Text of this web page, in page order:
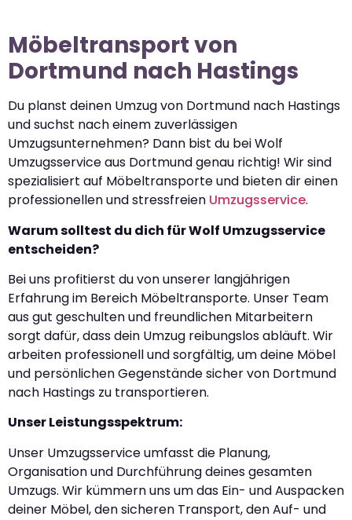
Möbeltransport von
Dortmund nach Hastings
Du planst deinen Umzug von Dortmund nach Hastings
und suchst nach einem zuverlässigen
Umzugsunternehmen? Dann bist du bei Wolf
Umzugsservice aus Dortmund genau richtig! Wir sind
spezialisiert auf Möbeltransporte und bieten dir einen
professionellen und stressfreien Umzugsservice.
Warum solltest du dich für Wolf Umzugsservice
entscheiden?
Bei uns profitierst du von unserer langjährigen
Erfahrung im Bereich Möbeltransporte. Unser Team
aus gut geschulten und freundlichen Mitarbeitern
sorgt dafür, dass dein Umzug reibungslos abläuft. Wir
arbeiten professionell und sorgfältig, um deine Möbel
und persönlichen Gegenstände sicher von Dortmund
nach Hastings zu transportieren.
Unser Leistungsspektrum:
Unser Umzugsservice umfasst die Planung,
Organisation und Durchführung deines gesamten
Umzugs. Wir kümmern uns um das Ein- und Auspacken
deiner Möbel, den sicheren Transport, den Auf- und